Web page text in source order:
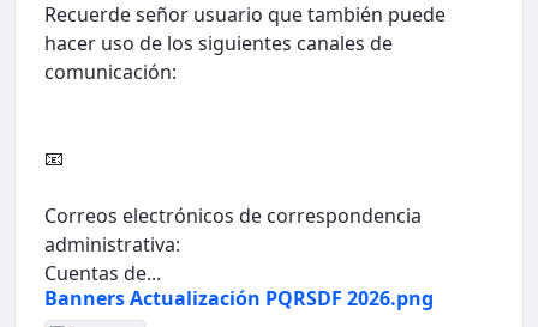
Recuerde señor usuario que también puede
hacer uso de los siguientes canales de
comunicación:
📧
Correos electrónicos de correspondencia
administrativa:
Cuentas de...
Banners Actualización PQRSDF 2026.png